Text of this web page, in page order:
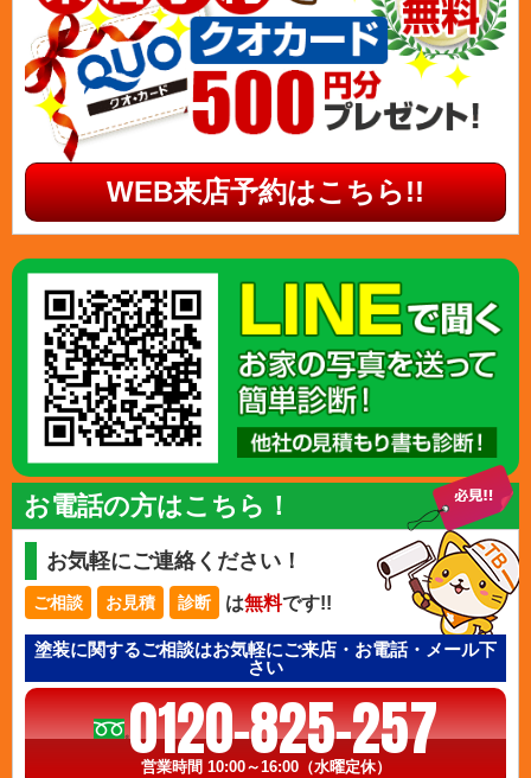
WEB来店予約はこちら!!
お電話の方はこちら！
お気軽にご連絡ください！
ご相談 お見積 診断 は無料です!!
塗装に関するご相談はお気軽にご来店・お電話・メール下
さい
0120-825-257
営業時間 10:00～16:00（水曜定休）